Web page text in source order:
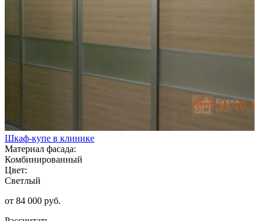
Шкаф-купе в клинике
Материал фасада:
Комбинированный
Цвет:
Светлый
от 84 000 руб.